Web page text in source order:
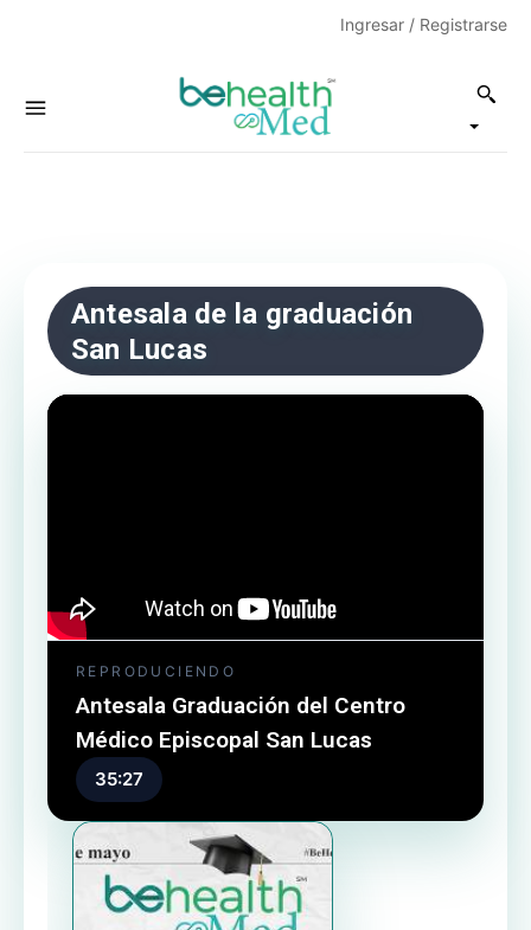
Ingresar / Registrarse
Antesala de la graduación
San Lucas
REPRODUCIENDO
Antesala Graduación del Centro
Médico Episcopal San Lucas
35:27